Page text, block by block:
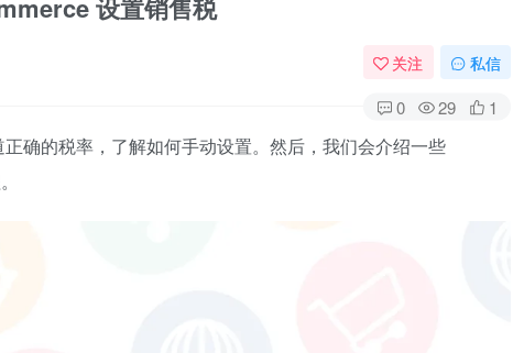
设置销售税
关注 私信
0 29 1
确的税率，了解如何手动设置。然后，我们会介绍一些